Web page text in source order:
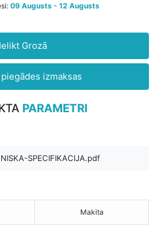
09 Augusts - 12 Augusts
Ielikt Grozā
izmaksas
PARAMETRI
SPECIFIKACIJA.pdf
Makita